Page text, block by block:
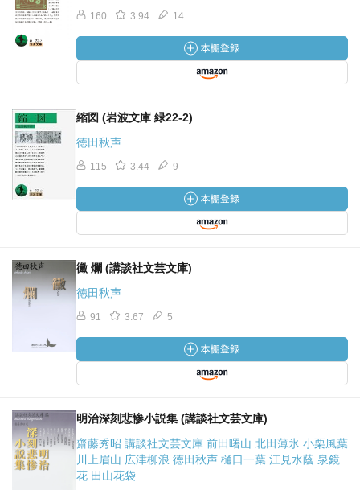
160 3.94 14
縮図 (岩波文庫 緑22-2)
徳田秋声
115 3.44 9
黴 爛 (講談社文芸文庫)
徳田秋声
91 3.67 5
明治深刻悲惨小説集 (講談社文芸文庫)
齋藤秀昭 講談社文芸文庫 前田曙山 北田薄氷 小栗風葉
川上眉山 広津柳浪 徳田秋声 樋口一葉 江見水蔭 泉鏡
花 田山花袋